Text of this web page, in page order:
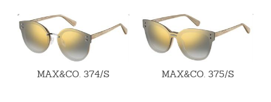
MAX&CO. 374/S MAX&CO. 375/S